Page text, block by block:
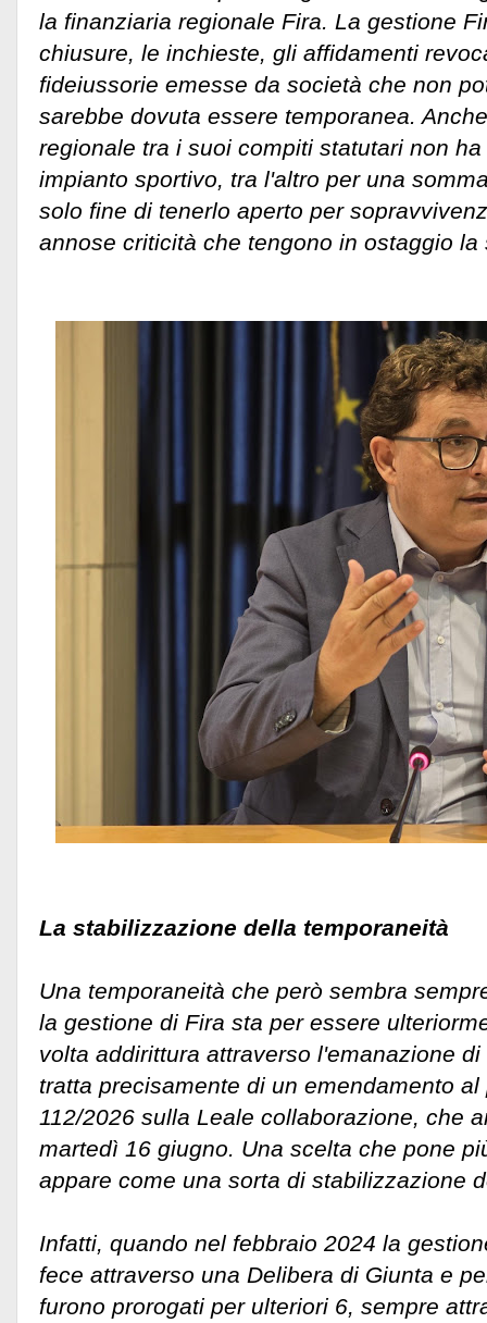
la finanziaria regionale Fira. La gestione
chiusure, le inchieste, gli affidamenti
fideiussorie emesse da società che non
sarebbe dovuta essere temporanea.
regionale tra i suoi compiti statutari non
impianto sportivo, tra l'altro per una
solo fine di tenerlo aperto per
annose criticità che tengono in ostaggio la
La stabilizzazione della temporaneità
Una temporaneità che però sembra
la gestione di Fira sta per essere
volta addirittura attraverso l'emanazione
tratta precisamente di un emendamento
112/2026 sulla Leale collaborazione, che
martedì 16 giugno. Una scelta che pone
appare come una sorta di stabilizzazione
Infatti, quando nel febbraio 2024 la
fece attraverso una Delibera di Giunta e
furono prorogati per ulteriori 6, sempre